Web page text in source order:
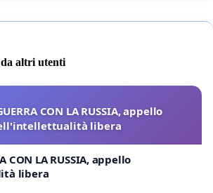
da altri utenti
CON LA RUSSIA, appello
libera
CON LA RUSSIA, appello
libera